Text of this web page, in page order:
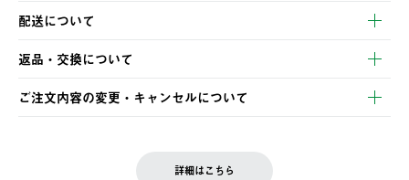
以下のいずれかの方法でお支払いいただけます。
・クレジットカード決済
・コンビニ決済
・Pay-easy決済
配送について
【発送スケジュール】
ご注文・ご入金完了より2営業日以内に商品を発送いたします。
土日祝の発送はございませんので、木曜日以降のご注文は週明け
の発送となる場合がございます。
返品・交換について
※お客様都合の場合
お客様都合の返品にかかる送料は、お客様ご負担とさせていただ
ご注文内容の変更・キャンセルについて
LOGOS FAMILY会員の方は、会員マイページ内 購入履歴画面に
詳細はこちら